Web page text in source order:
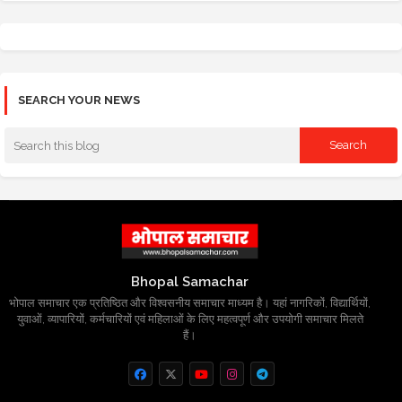
SEARCH YOUR NEWS
Bhopal Samachar
भोपाल समाचार एक प्रतिष्ठित और विश्वसनीय समाचार माध्यम है। यहां नागरिकों, विद्यार्थियों,
युवाओं, व्यापारियों, कर्मचारियों एवं महिलाओं के लिए महत्वपूर्ण और उपयोगी समाचार मिलते
हैं।